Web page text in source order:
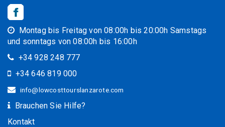
Montag bis Freitag von 08:00h bis 20:00h Samstags
und sonntags von 08:00h bis 16:00h
+34 928 248 777
+34 646 819 000
info@lowcosttourslanzarote.com
Brauchen Sie Hilfe?
Kontakt